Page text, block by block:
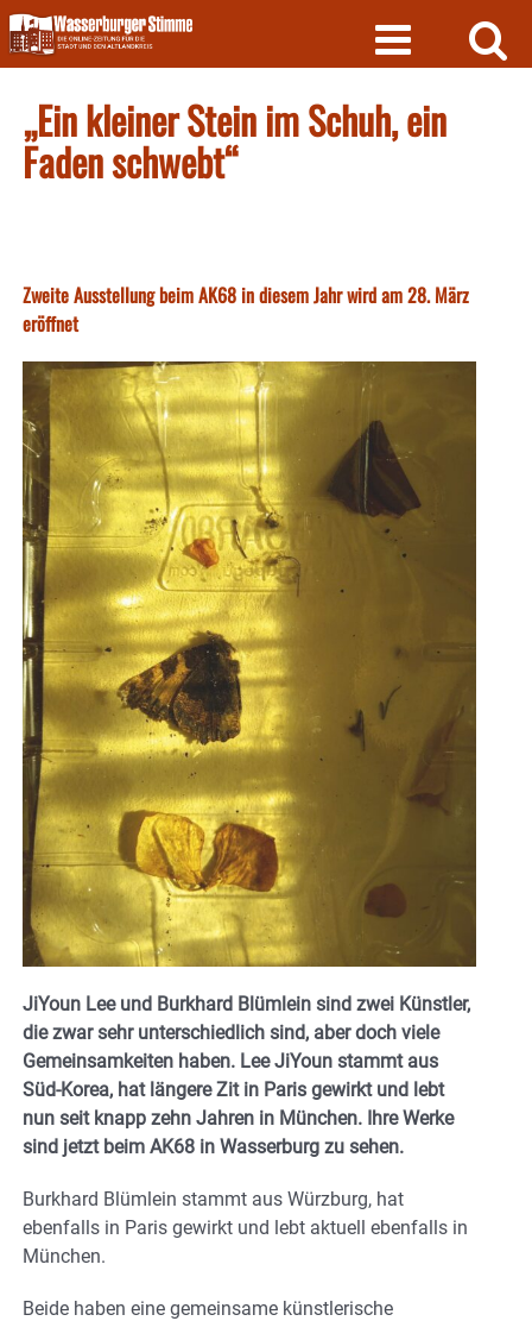
Skip
to
content
„Ein kleiner Stein im Schuh, ein
Faden schwebt“
Zweite Ausstellung beim AK68 in diesem Jahr wird am 28. März
eröffnet
JiYoun Lee und Burkhard Blümlein sind zwei Künstler,
die zwar sehr unterschiedlich sind, aber doch viele
Gemeinsamkeiten haben. Lee JiYoun stammt aus
Süd-Korea, hat längere Zit in Paris gewirkt und lebt
nun seit knapp zehn Jahren in München. Ihre Werke
sind jetzt beim AK68 in Wasserburg zu sehen.
Burkhard Blümlein stammt aus Würzburg, hat
ebenfalls in Paris gewirkt und lebt aktuell ebenfalls in
München.
Beide haben eine gemeinsame künstlerische